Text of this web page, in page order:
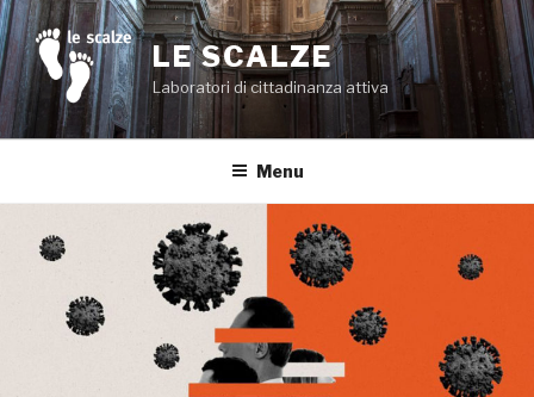
Salta
al
contenuto
LE SCALZE
Laboratori di cittadinanza attiva
Menu